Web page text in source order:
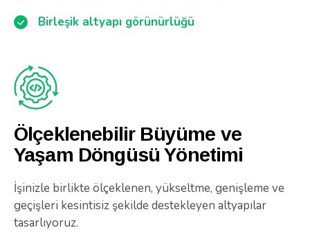
Birleşik altyapı görünürlüğü
Ölçeklenebilir Büyüme ve
Yaşam Döngüsü Yönetimi
İşinizle birlikte ölçeklenen, yükseltme, genişleme ve
geçişleri kesintisiz şekilde destekleyen altyapılar
tasarlıyoruz.